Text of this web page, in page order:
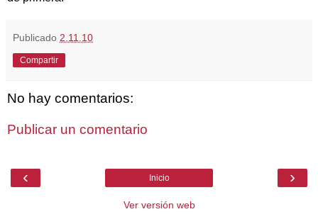
Publicado 2.11.10
Compartir
No hay comentarios:
Publicar un comentario
‹ ›
Inicio
Ver versión web